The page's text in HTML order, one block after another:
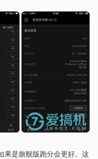
果是旗舰版跑分会更好。这